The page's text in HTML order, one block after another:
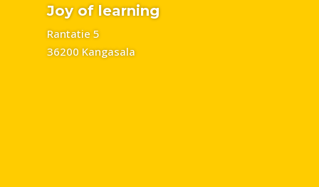
Joy of learning
Rantatie 5
36200 Kangasala